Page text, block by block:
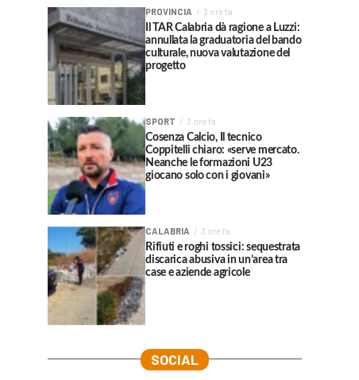
PROVINCIA 3 ore fa
Il TAR Calabria dà ragione a Luzzi:
annullata la graduatoria del bando
culturale, nuova valutazione del
progetto
SPORT 3 ore fa
Cosenza Calcio, Il tecnico
Coppitelli chiaro: «serve mercato.
Neanche le formazioni U23
giocano solo con i giovani»
CALABRIA 3 ore fa
Rifiuti e roghi tossici: sequestrata
discarica abusiva in un’area tra
case e aziende agricole
SOCIAL